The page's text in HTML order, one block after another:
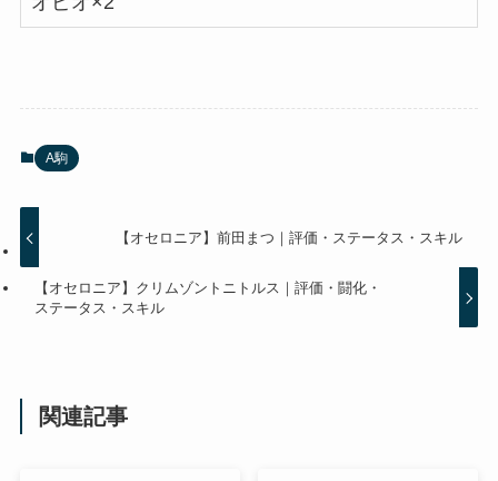
A駒
【オセロニア】前田まつ｜評価・ステータス・スキル
【オセロニア】クリムゾントニトルス｜評価・闘化・
ステータス・スキル
関連記事